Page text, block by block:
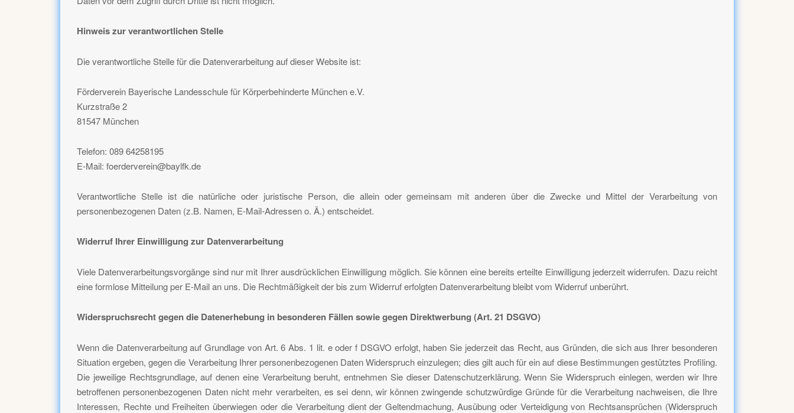
Hinweis zur verantwortlichen Stelle
Die verantwortliche Stelle für die Datenverarbeitung auf dieser Website ist:
Förderverein Bayerische Landesschule für Körperbehinderte München e.V.
Kurzstraße 2
81547 München
Telefon: 089 64258195
E-Mail: foerderverein@baylfk.de
Verantwortliche Stelle ist die natürliche oder juristische Person, die allein oder gemeinsam mit anderen über die Zwecke und Mittel der Verarbeitung von
personenbezogenen Daten (z.B. Namen, E-Mail-Adressen o. Ä.) entscheidet.
Widerruf Ihrer Einwilligung zur Datenverarbeitung
Viele Datenverarbeitungsvorgänge sind nur mit Ihrer ausdrücklichen Einwilligung möglich. Sie können eine bereits erteilte Einwilligung jederzeit widerrufen. Dazu reicht
eine formlose Mitteilung per E-Mail an uns. Die Rechtmäßigkeit der bis zum Widerruf erfolgten Datenverarbeitung bleibt vom Widerruf unberührt.
Widerspruchsrecht gegen die Datenerhebung in besonderen Fällen sowie gegen Direktwerbung (Art. 21 DSGVO)
Wenn die Datenverarbeitung auf Grundlage von Art. 6 Abs. 1 lit. e oder f DSGVO erfolgt, haben Sie jederzeit das Recht, aus Gründen, die sich aus Ihrer besonderen
Situation ergeben, gegen die Verarbeitung Ihrer personenbezogenen Daten Widerspruch einzulegen; dies gilt auch für ein auf diese Bestimmungen gestütztes Profiling.
Die jeweilige Rechtsgrundlage, auf denen eine Verarbeitung beruht, entnehmen Sie dieser Datenschutzerklärung. Wenn Sie Widerspruch einlegen, werden wir Ihre
betroffenen personenbezogenen Daten nicht mehr verarbeiten, es sei denn, wir können zwingende schutzwürdige Gründe für die Verarbeitung nachweisen, die Ihre
Interessen, Rechte und Freiheiten überwiegen oder die Verarbeitung dient der Geltendmachung, Ausübung oder Verteidigung von Rechtsansprüchen (Widerspruch